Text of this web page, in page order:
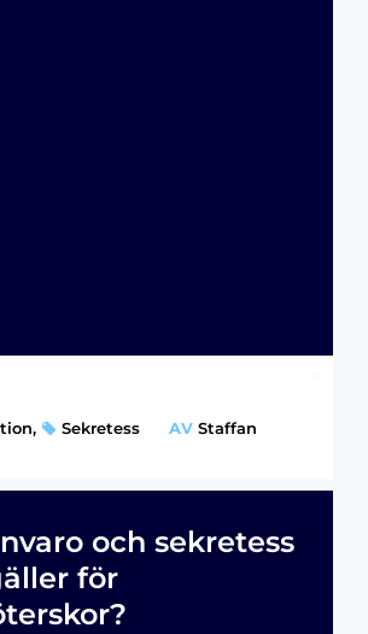
, Sekretess AV Staffan
och sekretess
för